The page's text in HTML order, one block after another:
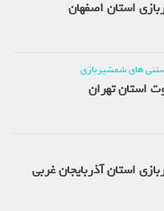
استان اصفهان
های شمشیربازی
استان تهران
استان آذربایجان غربی